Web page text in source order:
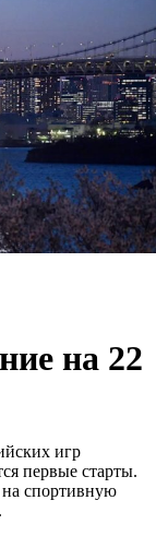
на 22
игр
первые старты.
спортивную